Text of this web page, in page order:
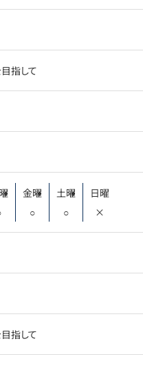
指して
金曜
○
土曜
○
日曜
×
指して